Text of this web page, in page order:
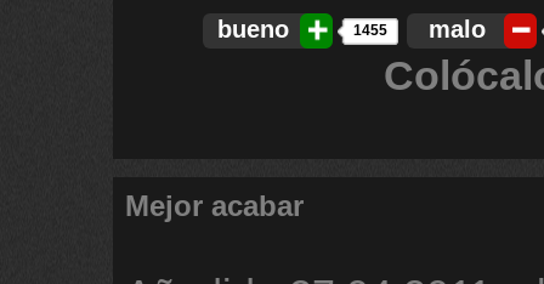
bueno 1455 malo
Mejor acabar